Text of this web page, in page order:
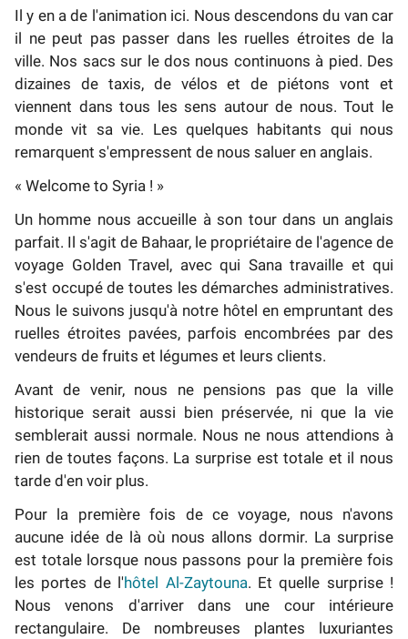
Il y en a de l'animation ici. Nous descendons du van car
il ne peut pas passer dans les ruelles étroites de la
ville. Nos sacs sur le dos nous continuons à pied. Des
dizaines de taxis, de vélos et de piétons vont et
viennent dans tous les sens autour de nous. Tout le
monde vit sa vie. Les quelques habitants qui nous
remarquent s'empressent de nous saluer en anglais.
« Welcome to Syria ! »
Un homme nous accueille à son tour dans un anglais
parfait. Il s'agit de Bahaar, le propriétaire de l'agence de
voyage Golden Travel, avec qui Sana travaille et qui
s'est occupé de toutes les démarches administratives.
Nous le suivons jusqu'à notre hôtel en empruntant des
ruelles étroites pavées, parfois encombrées par des
vendeurs de fruits et légumes et leurs clients.
Avant de venir, nous ne pensions pas que la ville
historique serait aussi bien préservée, ni que la vie
semblerait aussi normale. Nous ne nous attendions à
rien de toutes façons. La surprise est totale et il nous
tarde d'en voir plus.
Pour la première fois de ce voyage, nous n'avons
aucune idée de là où nous allons dormir. La surprise
est totale lorsque nous passons pour la première fois
les portes de l'hôtel Al-Zaytouna. Et quelle surprise !
Nous venons d'arriver dans une cour intérieure
rectangulaire. De nombreuses plantes luxuriantes